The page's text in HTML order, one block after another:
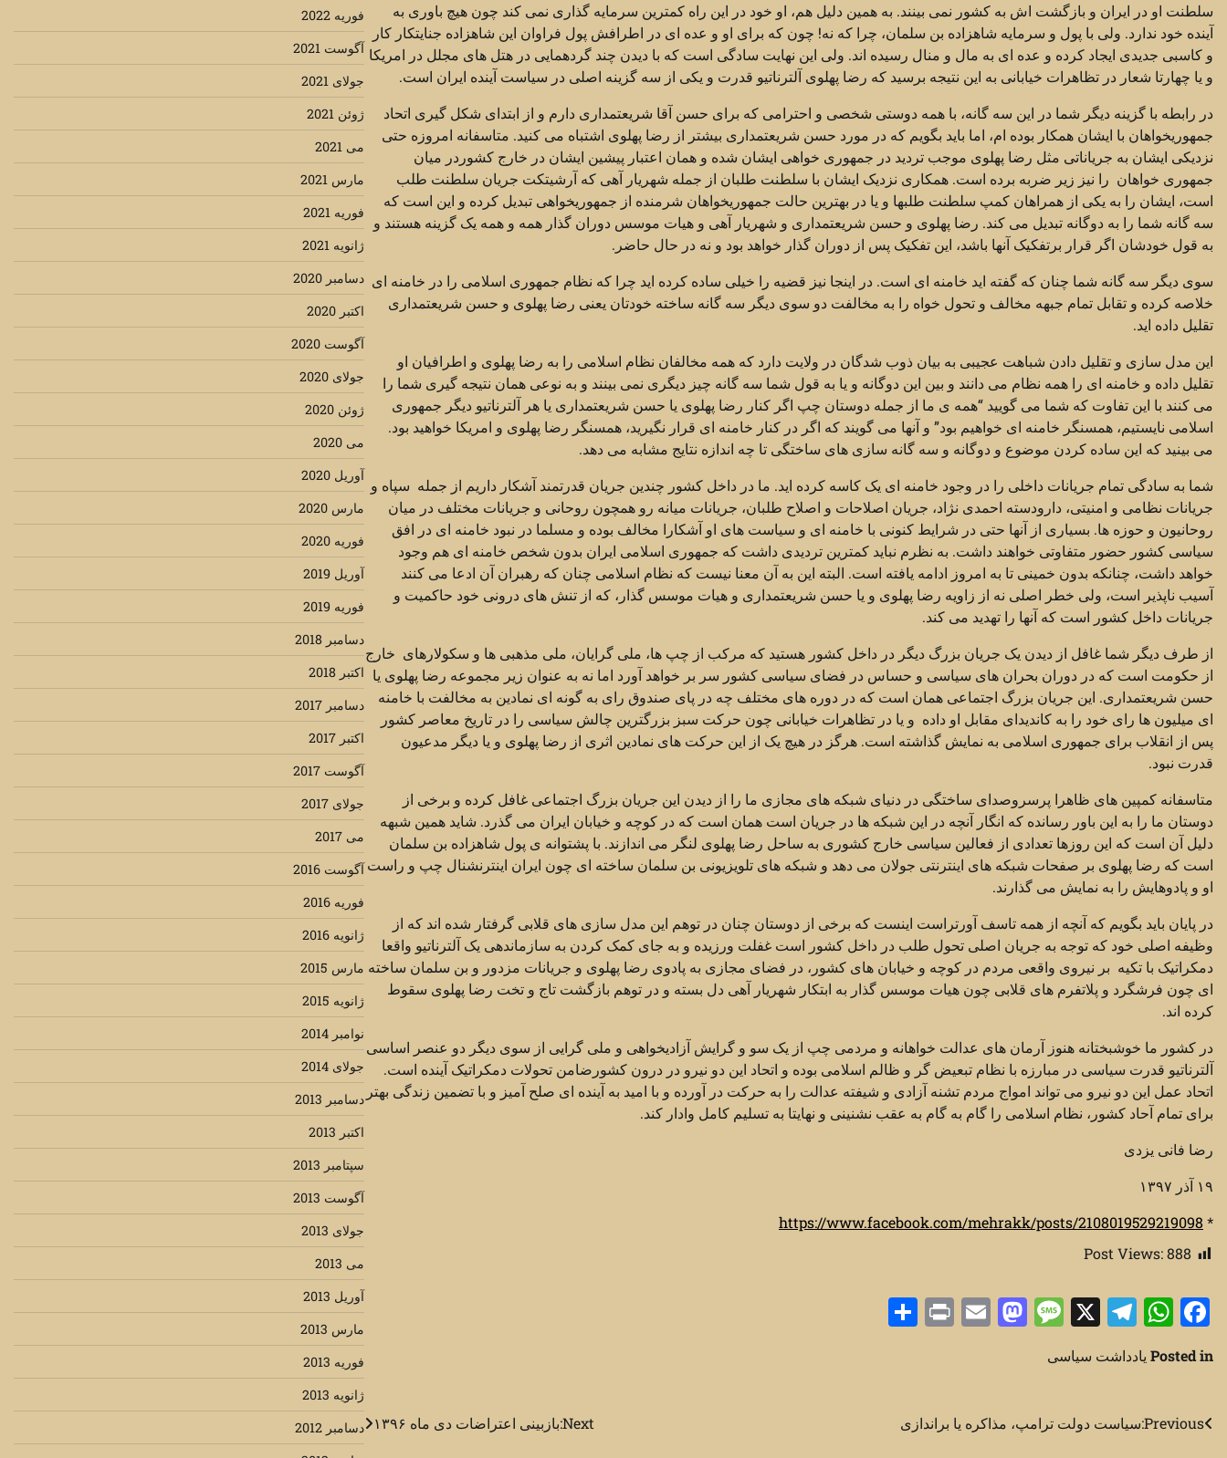
سلطنت او در ایران و بازگشت اش به کشور نمی بینند. به همین دلیل هم، او خود در این راه کمترین سرمایه گذاری نمی کند چون هیچ باوری به
آینده خود ندارد. ولی با پول و سرمایه شاهزاده بن سلمان، چرا که نه! چون که برای او و عده ای در اطرافش پول فراوان این شاهزاده جنایتکار کار
و کاسبی جدیدی ایجاد کرده و عده ای به مال و منال رسیده اند. ولی این نهایت سادگی است که با دیدن چند گردهمایی در هتل های مجلل در امریکا
و یا چهارتا شعار در تظاهرات خیابانی به این نتیجه برسید که رضا پهلوی آلترناتیو قدرت و یکی از سه گزینه اصلی در سیاست آینده ایران است.
در رابطه با گزینه دیگر شما در این سه گانه، با همه دوستی شخصی و احترامی که برای حسن آقا شریعتمداری دارم و از ابتدای شکل گیری اتحاد
جمهوریخواهان با ایشان همکار بوده ام، اما باید بگویم که در مورد حسن شریعتمداری بیشتر از رضا پهلوی اشتباه می کنید. متاسفانه امروزه حتی
نزدیکی ایشان به جریاناتی مثل رضا پهلوی موجب تردید در جمهوری خواهی ایشان شده و همان اعتبار پیشین ایشان در خارج کشوردر میان
جمهوری خواهان را نیز زیر ضربه برده است. همکاری نزدیک ایشان با سلطنت طلبان از جمله شهریار آهی که آرشیتکت جریان سلطنت طلب
است، ایشان را به یکی از همراهان کمپ سلطنت طلبها و یا در بهترین حالت جمهوریخواهان شرمنده از جمهوریخواهی تبدیل کرده و این است که
سه گانه شما را به دوگانه تبدیل می کند. رضا پهلوی و حسن شریعتمداری و شهریار آهی و هیات موسس دوران گذار همه و همه یک گزینه هستند و
به قول خودشان اگر قرار برتفکیک آنها باشد، این تفکیک پس از دوران گذار خواهد بود و نه در حال حاضر.
سوی دیگر سه گانه شما چنان که گفته اید خامنه ای است. در اینجا نیز قضیه را خیلی ساده کرده اید چرا که نظام جمهوری اسلامی را در خامنه ای
خلاصه کرده و تقابل تمام جبهه مخالف و تحول خواه را به مخالفت دو سوی دیگر سه گانه ساخته خودتان یعنی رضا پهلوی و حسن شریعتمداری
تقلیل داده اید.
این مدل سازی و تقلیل دادن شباهت عجیبی به بیان ذوب شدگان در ولایت دارد که همه مخالفان نظام اسلامی را به رضا پهلوی و اطرافیان او
تقلیل داده و خامنه ای را همه نظام می دانند و بین این دوگانه و یا به قول شما سه گانه چیز دیگری نمی بینند و به نوعی همان نتیجه گیری شما را
می کنند با این تفاوت که شما می گویید “همه ی ما از جمله دوستان چپ اگر کنار رضا پهلوی یا حسن شریعتمداری یا هر آلترناتیو دیگر جمهوری
اسلامی نایستیم، همسنگر خامنه ای خواهیم بود” و آنها می گویند که اگر در کنار خامنه ای قرار نگیرید، همسنگر رضا پهلوی و امریکا خواهید بود.
می بینید که این ساده کردن موضوع و دوگانه و سه گانه سازی های ساختگی تا چه اندازه نتایج مشابه می دهد.
شما به سادگی تمام جریانات داخلی را در وجود خامنه ای یک کاسه کرده اید. ما در داخل کشور چندین جریان قدرتمند آشکار داریم از جمله سپاه و
جریانات نظامی و امنیتی، دارودسته احمدی نژاد، جریان اصلاحات و اصلاح طلبان، جریانات میانه رو همچون روحانی و جریانات مختلف در میان
روحانیون و حوزه ها. بسیاری از آنها حتی در شرایط کنونی با خامنه ای و سیاست های او آشکارا مخالف بوده و مسلما در نبود خامنه ای در افق
سیاسی کشور حضور متفاوتی خواهند داشت. به نظرم نباید کمترین تردیدی داشت که جمهوری اسلامی ایران بدون شخص خامنه ای هم وجود
خواهد داشت، چنانکه بدون خمینی تا به امروز ادامه یافته است. البته این به آن معنا نیست که نظام اسلامی چنان که رهبران آن ادعا می کنند
آسیب ناپذیر است، ولی خطر اصلی نه از زاویه رضا پهلوی و یا حسن شریعتمداری و هیات موسس گذار، که از تنش های درونی خود حاکمیت و
جریانات داخل کشور است که آنها را تهدید می کند.
از طرف دیگر شما غافل از دیدن یک جریان بزرگ دیگر در داخل کشور هستید که مرکب از چپ ها، ملی گرایان، ملی مذهبی ها و سکولارهای خارج
از حکومت است که در دوران بحران های سیاسی و حساس در فضای سیاسی کشور سر بر خواهد آورد اما نه به عنوان زیر مجموعه رضا پهلوی یا
حسن شریعتمداری. این جریان بزرگ اجتماعی همان است که در دوره های مختلف چه در پای صندوق رای به گونه ای نمادین به مخالفت با خامنه
ای میلیون ها رای خود را به کاندیدای مقابل او داده و یا در تظاهرات خیابانی چون حرکت سبز بزرگترین چالش سیاسی را در تاریخ معاصر کشور
پس از انقلاب برای جمهوری اسلامی به نمایش گذاشته است. هرگز در هیچ یک از این حرکت های نمادین اثری از رضا پهلوی و یا دیگر مدعیون
قدرت نبود.
متاسفانه کمپین های ظاهرا پرسروصدای ساختگی در دنیای شبکه های مجازی ما را از دیدن این جریان بزرگ اجتماعی غافل کرده و برخی از
دوستان ما را به این باور رسانده که انگار آنچه در این شبکه ها در جریان است همان است که در کوچه و خیابان ایران می گذرد. شاید همین شبهه
دلیل آن است که این روزها تعدادی از فعالین سیاسی خارج کشوری به ساحل رضا پهلوی لنگر می اندازند. با پشتوانه ی پول شاهزاده بن سلمان
است که رضا پهلوی بر صفحات شبکه های اینترنتی جولان می دهد و شبکه های تلویزیونی بن سلمان ساخته ای چون ایران اینترنشنال چپ و راست
او و پادوهایش را به نمایش می گذارند.
در پایان باید بگویم که آنچه از همه تاسف آورتراست اینست که برخی از دوستان چنان در توهم این مدل سازی های قلابی گرفتار شده اند که از
وظیفه اصلی خود که توجه به جریان اصلی تحول طلب در داخل کشور است غفلت ورزیده و به جای کمک کردن به سازماندهی یک آلترناتیو واقعا
دمکراتیک با تکیه بر نیروی واقعی مردم در کوچه و خیابان های کشور، در فضای مجازی به پادوی رضا پهلوی و جریانات مزدور و بن سلمان ساخته
ای چون فرشگرد و پلاتفرم های قلابی چون هیات موسس گذار به ابتکار شهریار آهی دل بسته و در توهم بازگشت تاج و تخت رضا پهلوی سقوط
کرده اند.
در کشور ما خوشبختانه هنوز آرمان های عدالت خواهانه و مردمی چپ از یک سو و گرایش آزادیخواهی و ملی گرایی از سوی دیگر دو عنصر اساسی
آلترناتیو قدرت سیاسی در مبارزه با نظام تبعیض گر و ظالم اسلامی بوده و اتحاد این دو نیرو در درون کشورضامن تحولات دمکراتیک آینده است.
اتحاد عمل این دو نیرو می تواند امواج مردم تشنه آزادی و شیفته عدالت را به حرکت در آورده و با امید به آینده ای صلح آمیز و با تضمین زندگی بهتر
برای تمام آحاد کشور، نظام اسلامی را گام به گام به عقب نشنینی و نهایتا به تسلیم کامل وادار کند.
رضا فانی یزدی
۱۹ آذر ۱۳۹۷
*
https://www.facebook.com/mehrakk/posts/2108019529219098
Post Views:888
Facebook
WhatsApp
Telegram
X
Message
Mastodon
Email
Print
Posted in یادداشت سیاسی
راهبری
Previous:سیاست دولت ترامپ، مذاکره یا براندازی Next:بازبینی اعتراضات دی ماه ۱۳۹۶
فوریه 2022
آگوست 2021
جولای 2021
ژوئن 2021
می 2021
مارس 2021
فوریه 2021
ژانویه 2021
دسامبر 2020
اکتبر 2020
آگوست 2020
جولای 2020
ژوئن 2020
می 2020
آوریل 2020
مارس 2020
فوریه 2020
آوریل 2019
فوریه 2019
دسامبر 2018
اکتبر 2018
دسامبر 2017
اکتبر 2017
آگوست 2017
جولای 2017
می 2017
آگوست 2016
فوریه 2016
ژانویه 2016
مارس 2015
ژانویه 2015
نوامبر 2014
جولای 2014
دسامبر 2013
اکتبر 2013
سپتامبر 2013
آگوست 2013
جولای 2013
می 2013
آوریل 2013
مارس 2013
فوریه 2013
ژانویه 2013
دسامبر 2012